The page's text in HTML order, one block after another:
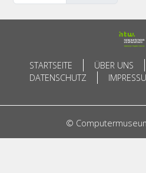
STARTSEITE ÜBER UNS
DATENSCHUTZ
©